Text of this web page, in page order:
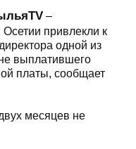
–
привлекли к
одной из
выплатившего
платы, сообщает
месяцев не